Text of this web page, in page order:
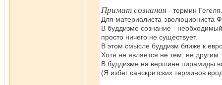
Примат сознания - термин Гегеля.
Для материалиста-эволюциониста
В буддизме сознание -
просто ничего не существует.
В этом смысле буддизм ближе к
Хотя не является не тем, не другим.
В буддизме на вершине пирамиды
(Я избег санскритских терминов